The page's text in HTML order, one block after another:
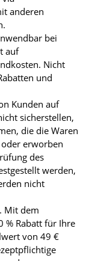
anderen
bei
auf
Nicht
und
Kunden auf
sicherstellen,
die die Waren
erworben
des
werden,
nicht
Mit dem
% Rabatt für Ihre
von 49 €